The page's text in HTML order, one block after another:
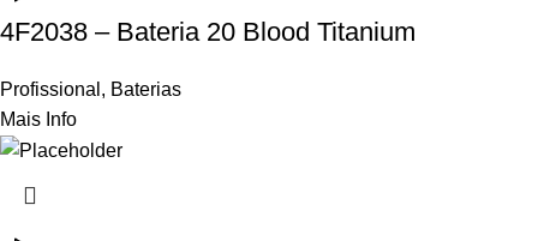
4F2038 – Bateria 20 Blood Titanium
Profissional , Baterias
Mais Info